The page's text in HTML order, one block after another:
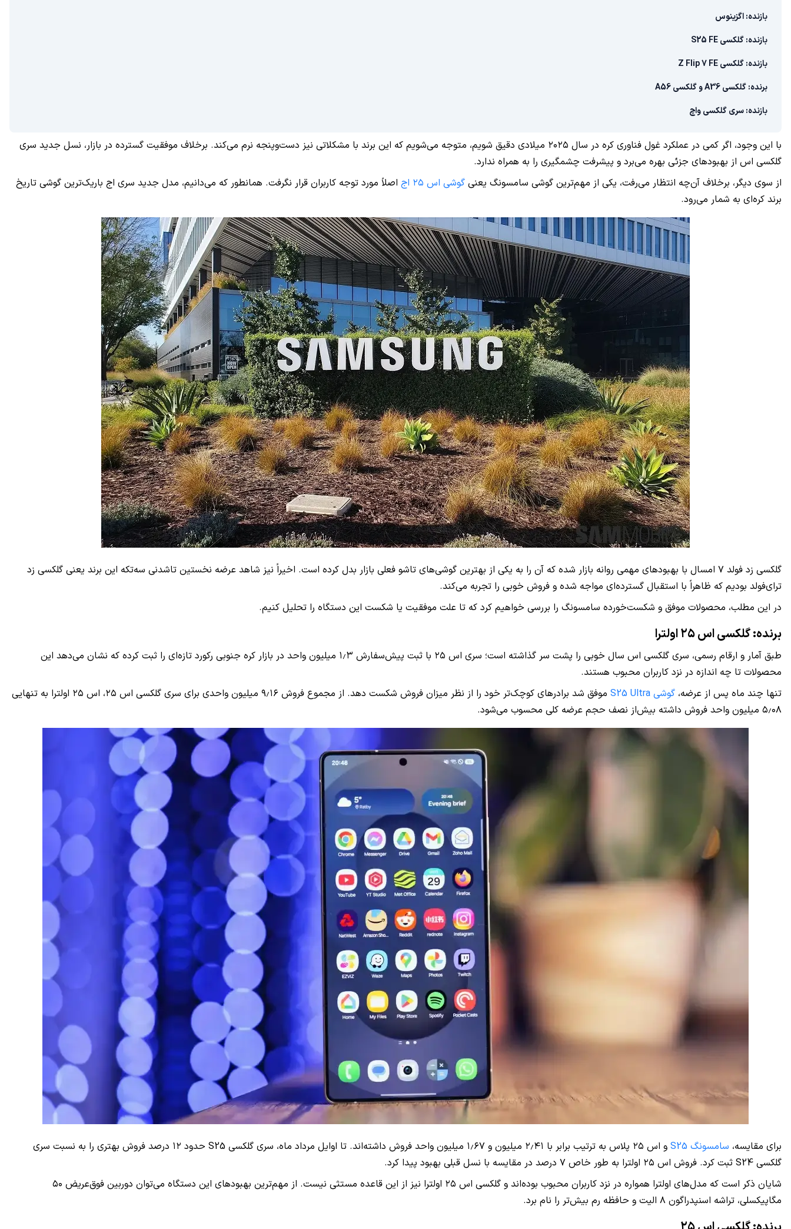
بازنده: اگزینوس
بازنده: گلکسی S25 FE
بازنده: گلکسی Z Flip 7 FE
برنده: گلکسی A36 و گلکسی A56
بازنده: سری گلکسی واچ
با این وجود، اگر کمی در عملکرد غول فناوری کره در سال ۲۰۲۵ میلادی دقیق شویم، متوجه می‌شویم که این برند با مشکلاتی نیز دست‌و‌پنجه نرم می‌کند. برخلاف موفقیت گسترده در بازار، نسل جدید سری
گلکسی اس از بهبودهای جزئی بهره می‌برد و پیشرفت چشمگیری را به همراه ندارد.
از سوی دیگر، برخلاف آن‌چه انتظار می‌رفت، یکی از مهم‌ترین گوشی سامسونگ یعنی گوشی اس ۲۵ اج
اصلاً مورد توجه کاربران قرار نگرفت. همانطور که می‌دانیم، مدل جدید سری اج باریک‌ترین گوشی تاریخ
برند کره‌ای به شمار می‌رود.
گلکسی زد فولد ۷ امسال با بهبودهای مهمی روانه بازار شده که آن را به یکی از بهترین گوشی‌های تاشو فعلی بازار بدل کرده است. اخیراً نیز شاهد عرضه نخستین تاشدنی سه‌تکه این برند یعنی گلکسی زد
ترای‌فولد بودیم که ظاهراً با استقبال گسترده‌ای مواجه شده و فروش خوبی را تجربه می‌کند.
در این مطلب، محصولات موفق و شکست‌خورده سامسونگ را بررسی خواهیم کرد که تا علت موفقیت یا شکست این دستگاه را تحلیل کنیم.
برنده: گلکسی اس ۲۵ اولترا
طبق آمار و ارقام رسمی، سری گلکسی اس سال خوبی را پشت سر گذاشته است؛ سری اس ۲۵ با ثبت پیش‌سفارش ۱٫۳ میلیون واحد در بازار کره جنوبی رکورد تازه‌ای را ثبت کرده که نشان می‌دهد این
محصولات تا چه اندازه در نزد کاربران محبوب هستند.
تنها چند ماه پس از عرضه، گوشی S25 Ultra
موفق شد برادرهای کوچک‌تر خود را از نظر میزان فروش شکست دهد. از مجموع فروش ۹٫۱۶ میلیون واحدی برای سری گلکسی اس ۲۵، اس ۲۵ اولترا به تنهایی
۵٫۰۸ میلیون واحد فروش داشته بیش‌از نصف حجم عرضه کلی محسوب می‌شود.
برای مقایسه، سامسونگ S25
و اس ۲۵ پلاس به ترتیب برابر با ۲٫۴۱ میلیون و ۱٫۶۷ میلیون واحد فروش داشته‌اند. تا اوایل مرداد ماه، سری گلکسی S25 حدود ۱۲ درصد فروش بهتری را به نسبت سری
گلکسی S24 ثبت کرد. فروش اس ۲۵ اولترا به طور خاص ۷ درصد در مقایسه با نسل قبلی بهبود پیدا کرد.
شایان ذکر است که مدل‌های اولترا همواره در نزد کاربران محبوب بوده‌اند و گلکسی اس ۲۵ اولترا نیز از این قاعده مستثی نیست. از مهم‌ترین بهبودهای این دستگاه می‌توان دوربین فوق‌عریض ۵۰
مگاپیکسلی، تراشه اسنپدراگون ۸ الیت و حافظه رم بیش‌تر را نام برد.